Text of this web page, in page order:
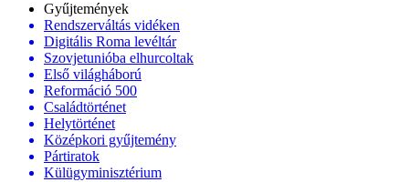
Gyűjtemények
Rendszerváltás vidéken
Digitális Roma levéltár
Szovjetunióba elhurcoltak
Első világháború
Reformáció 500
Családtörténet
Helytörténet
Középkori gyűjtemény
Pártiratok
Külügyminisztérium